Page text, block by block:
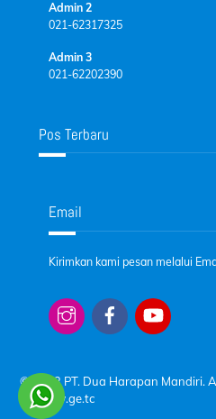
Admin 2
021-62317325
Admin 3
021-62202390
Pos Terbaru
Email
Kirimkan kami pesan melalui
© 2023 PT. Dua Harapan Mandiri.
bywww.ge.tc